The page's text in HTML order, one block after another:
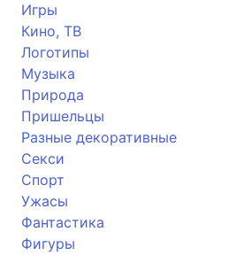
Игры
Кино, ТВ
Логотипы
Музыка
Природа
Пришельцы
Разные декоративные
Секси
Спорт
Ужасы
Фантастика
Фигуры